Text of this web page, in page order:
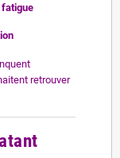
fatigue
retrouver